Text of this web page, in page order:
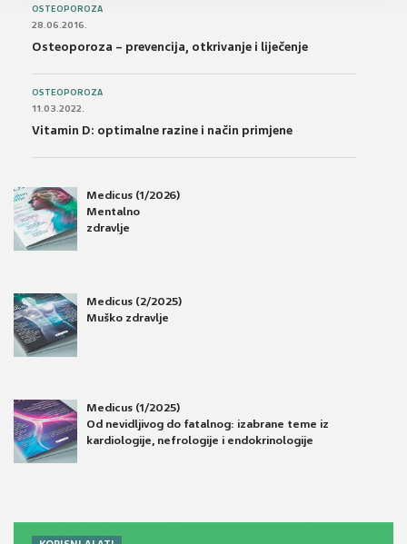
OSTEOPOROZA
28.06.2016.
Osteoporoza – prevencija, otkrivanje i liječenje
OSTEOPOROZA
11.03.2022.
Vitamin D: optimalne razine i način primjene
Medicus (1/2026)
Mentalno
zdravlje
Medicus (2/2025)
Muško zdravlje
Medicus (1/2025)
Od nevidljivog do fatalnog: izabrane teme iz
kardiologije, nefrologije i endokrinologije